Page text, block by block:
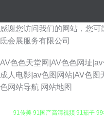
感谢您访问我们的网站，您
氐会展服务有限公司
AV色色天堂网|AV色色网址
成人电影|av色图网站|AV色
色网站导航 网站地图